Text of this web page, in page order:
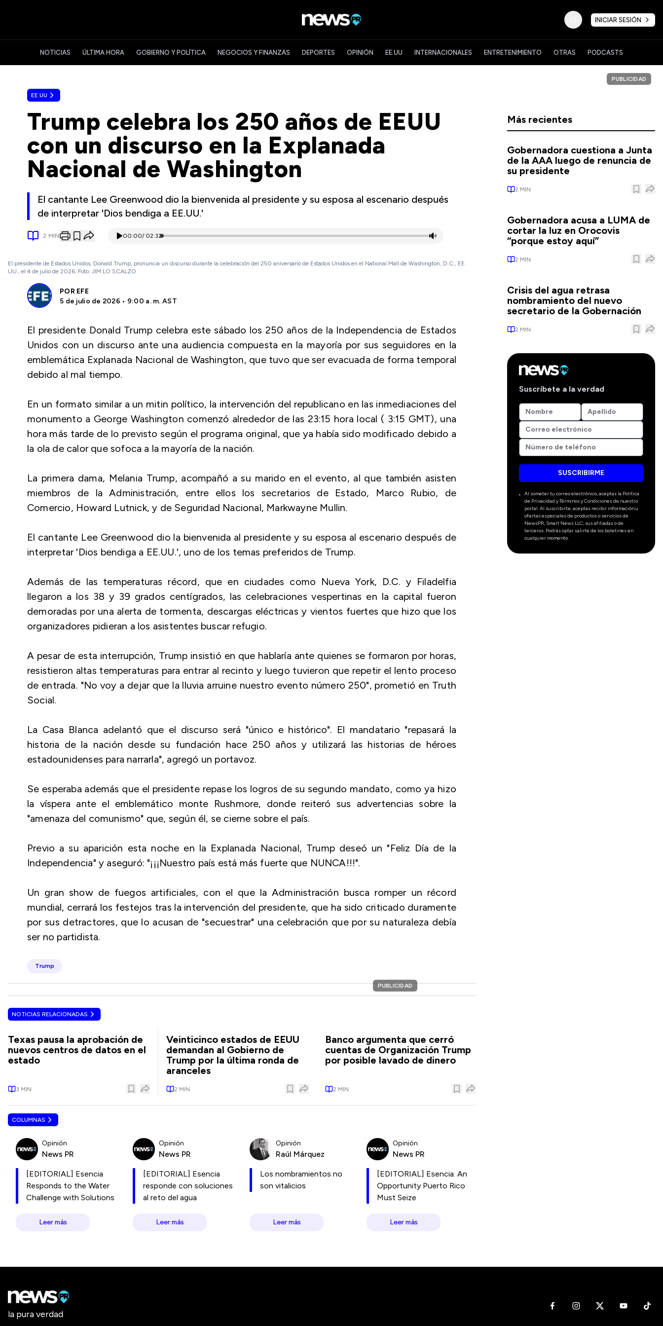
INICIAR SESIÓN
NOTICIAS ÚLTIMA HORA GOBIERNO Y POLÍTICA NEGOCIOS Y FINANZAS DEPORTES OPINIÓN EE.UU INTERNACIONALES ENTRETENIMIENTO OTRAS PODCASTS
EE.UU
Trump celebra los 250 años de EEUU
con un discurso en la Explanada
Nacional de Washington
El cantante Lee Greenwood dio la bienvenida al presidente y su esposa al escenario después
de interpretar 'Dios bendiga a EE.UU.'
2 MIN 00:00/ 02:32
El presidente de Estados Unidos, Donald Trump, pronuncia un discurso durante la celebración del 250 aniversario de Estados Unidos en el National Mall de Washington, D.C., EE.
UU., el 4 de julio de 2026. Foto: JIM LO SCALZO
POR EFE
5 de julio de 2026 • 9:00 a. m. AST
El presidente Donald Trump celebra este sábado los 250 años de la Independencia de Estados
Unidos con un discurso ante una audiencia compuesta en la mayoría por sus seguidores en la
emblemática Explanada Nacional de Washington, que tuvo que ser evacuada de forma temporal
debido al mal tiempo.
En un formato similar a un mitin político, la intervención del republicano en las inmediaciones del
monumento a George Washington comenzó alrededor de las 23:15 hora local ( 3:15 GMT), una
hora más tarde de lo previsto según el programa original, que ya había sido modificado debido a
la ola de calor que sofoca a la mayoría de la nación.
La primera dama, Melania Trump, acompañó a su marido en el evento, al que también asisten
miembros de la Administración, entre ellos los secretarios de Estado, Marco Rubio, de
Comercio, Howard Lutnick, y de Seguridad Nacional, Markwayne Mullin.
El cantante Lee Greenwood dio la bienvenida al presidente y su esposa al escenario después de
interpretar 'Dios bendiga a EE.UU.', uno de los temas preferidos de Trump.
Además de las temperaturas récord, que en ciudades como Nueva York, D.C. y Filadelfia
llegaron a los 38 y 39 grados centígrados, las celebraciones vespertinas en la capital fueron
demoradas por una alerta de tormenta, descargas eléctricas y vientos fuertes que hizo que los
organizadores pidieran a los asistentes buscar refugio.
A pesar de esta interrupción, Trump insistió en que hablaría ante quienes se formaron por horas,
resistieron altas temperaturas para entrar al recinto y luego tuvieron que repetir el lento proceso
de entrada. "No voy a dejar que la lluvia arruine nuestro evento número 250", prometió en Truth
Social.
La Casa Blanca adelantó que el discurso será "único e histórico". El mandatario "repasará la
historia de la nación desde su fundación hace 250 años y utilizará las historias de héroes
estadounidenses para narrarla", agregó un portavoz.
Se esperaba además que el presidente repase los logros de su segundo mandato, como ya hizo
la víspera ante el emblemático monte Rushmore, donde reiteró sus advertencias sobre la
"amenaza del comunismo" que, según él, se cierne sobre el país.
Previo a su aparición esta noche en la Explanada Nacional, Trump deseó un "Feliz Día de la
Independencia" y aseguró: "¡¡¡Nuestro país está más fuerte que NUNCA!!!".
Un gran show de fuegos artificiales, con el que la Administración busca romper un récord
mundial, cerrará los festejos tras la intervención del presidente, que ha sido criticado duramente
por sus detractores, que lo acusan de "secuestrar" una celebración que por su naturaleza debía
ser no partidista.
Trump
PUBLICIDAD
NOTICIAS RELACIONADAS
Texas pausa la aprobación de
nuevos centros de datos en el
estado
3 MIN
Veinticinco estados de EEUU
demandan al Gobierno de
Trump por la última ronda de
aranceles
2 MIN
Banco argumenta que cerró
cuentas de Organización Trump
por posible lavado de dinero
2 MIN
COLUMNAS
Opinión
News PR
[EDITORIAL] Esencia
Responds to the Water
Challenge with Solutions
Leer más
Opinión
News PR
[EDITORIAL] Esencia
responde con soluciones
al reto del agua
Leer más
Opinión
Raúl Márquez
Los nombramientos no
son vitalicios
Leer más
Opinión
News PR
[EDITORIAL] Esencia: An
Opportunity Puerto Rico
Must Seize
Leer más
PUBLICIDAD
Más recientes
Gobernadora cuestiona a Junta
de la AAA luego de renuncia de
su presidente
2 MIN
Gobernadora acusa a LUMA de
cortar la luz en Orocovis
“porque estoy aquí”
2 MIN
Crisis del agua retrasa
nombramiento del nuevo
secretario de la Gobernación
2 MIN
Suscríbete a la verdad
SUSCRIBIRME
Al someter tu correo electrónico, aceptas la Política
de Privacidad y Términos y Condiciones de nuestro
portal. Al suscribirte, aceptas recibir información u
ofertas especiales de productos o servicios de
NewsPR, Smart News LLC, sus afiliadas o de
terceros. Podrás optar salirte de los boletines en
cualquier momento.
la pura verdad